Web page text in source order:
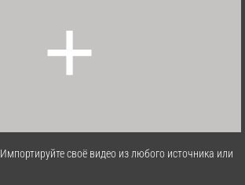
+
Импортируйте своё видео из любого источника или